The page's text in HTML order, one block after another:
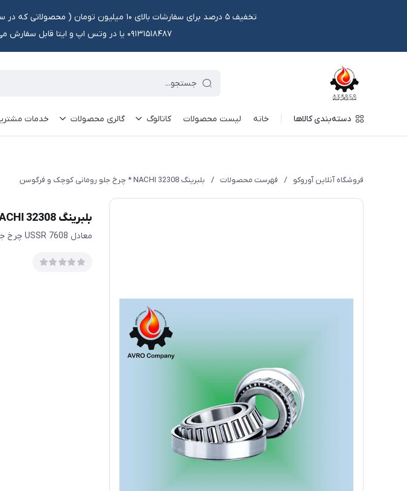
تخفیف ۵ درصد برای سفارشات بالای ۱۰ میلیون
۰۹۱۳۱۵۱۸۴۸۷ یا در وتس اپ و ایتا قابل سفارش می باشند)
دسته‌بندی کالاها خانه لیست محصولات کاتالوگ گالری محصولات خدمات
فروشگاه آنلاین آوروکو / فهرست محصولات / بلبرینگ 32308 NACHI * چرخ جلو رومانی کوچک و فرگوسن
بلبرینگ 32308 NACHI * چرخ جلو رومانی کوچک و فرگوسن
معادل 7608 USSR چرخ جلو رومانی کوچک و فرگوسن